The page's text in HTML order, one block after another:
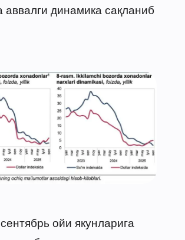
аввалги динамика сақланиб
ойи якунларига